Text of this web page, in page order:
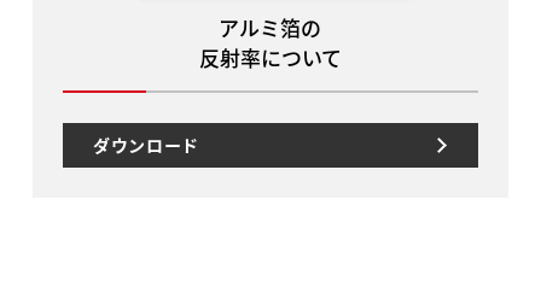
アルミ箔の
反射率について
ダウンロード